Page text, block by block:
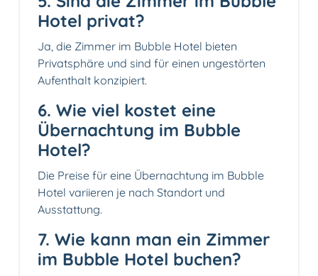
Hotel privat?
Ja, die Zimmer im Bubble Hotel bieten
Privatsphäre und sind für einen ungestörten
Aufenthalt konzipiert.
6. Wie viel kostet eine
Übernachtung im Bubble
Hotel?
Die Preise für eine Übernachtung im Bubble
Hotel variieren je nach Standort und
Ausstattung.
7. Wie kann man ein Zimmer
im Bubble Hotel buchen?